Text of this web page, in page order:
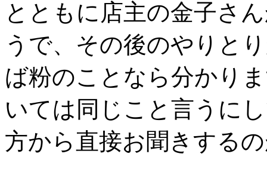
とともに店主の金子さ
うで、その後のやりと
ば粉のことなら分かり
いては同じこと言うに
方から直接お聞きする